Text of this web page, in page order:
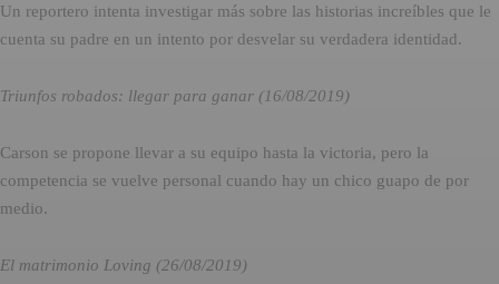
Un reportero intenta investigar más sobre las historias increíbles que le
cuenta su padre en un intento por desvelar su verdadera identidad.
Triunfos robados: llegar para ganar (16/08/2019)
Carson se propone llevar a su equipo hasta la victoria, pero la
competencia se vuelve personal cuando hay un chico guapo de por
medio.
El matrimonio Loving (26/08/2019)